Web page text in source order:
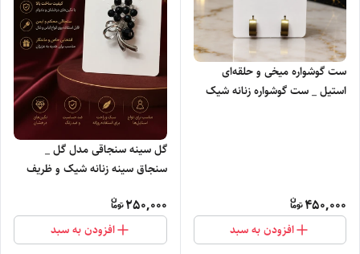
ست گوشواره میخی و حلقه‌ای
استیل _ ست گوشواره زنانه شیک
450,000
افزودن به سبد
گل سینه سنجاقی مدل گل _
سنجاق سینه زنانه شیک و ظریف
250,000
افزودن به سبد